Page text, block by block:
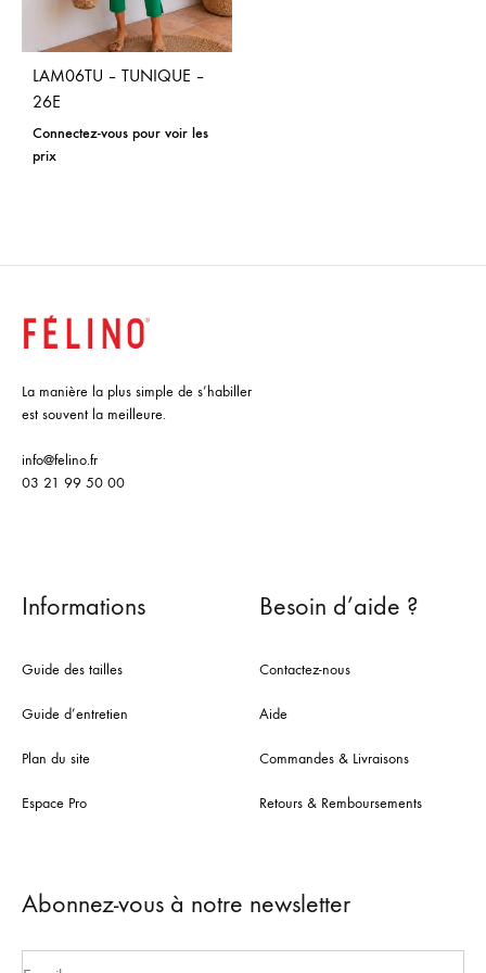
LAM06TU – TUNIQUE –
26E
Connectez-vous pour voir les
prix
La manière la plus simple de s’habiller
est souvent la meilleure.
info@felino.fr
03 21 99 50 00
Informations
Guide des tailles
Guide d’entretien
Plan du site
Espace Pro
Besoin d’aide ?
Contactez-nous
Aide
Commandes & Livraisons
Retours & Remboursements
Abonnez-vous à notre newsletter